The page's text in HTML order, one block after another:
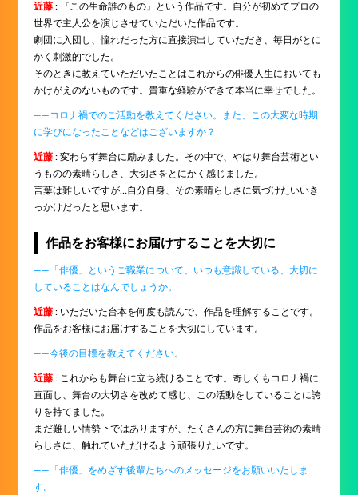
近藤 : 『この生命誰のもの』という作品です。自分が初めてプロの
世界で主人公を演じさせていただいた作品です。
劇団に入団し、憧れだった方に直接演出していただき、毎日がとに
かく刺激的でした。
そのときに教えていただいたことはこれからの俳優人生においても
かけがえのないものです。貴重な経験ができて本当に幸せでした。
――コロナ禍でのご活動を教えてください。また、この大変な時期
に学びになったことなどはございますか？
近藤 : 変わらず舞台に励みました。その中で、やはり舞台芸術とい
うものの素晴らしさ、大切さをとにかく感じました。
言葉は難しいですが…自分自身、その素晴らしさに気づけたいいき
っかけだったと思います。
作品をお客様にお届けすることを大切に
――「俳優」というご職業について、いつも意識している、大切に
していることはなんでしょうか。
近藤 : いただいた台本を何度も読んで、作品を理解することです。
作品をお客様にお届けすることを大切にしています。
――今後の目標を教えてください。
近藤 : これからも舞台に立ち続けることです。奇しくもコロナ禍に
直面し、舞台の大切さを改めて感じ、この活動をしていることに誇
りを持てました。
まだ難しい情勢下ではありますが、たくさんの方に舞台芸術の素晴
らしさに、触れていただけるよう頑張りたいです。
――「俳優」をめざす後輩たちへのメッセージをお願いいたしま
す。